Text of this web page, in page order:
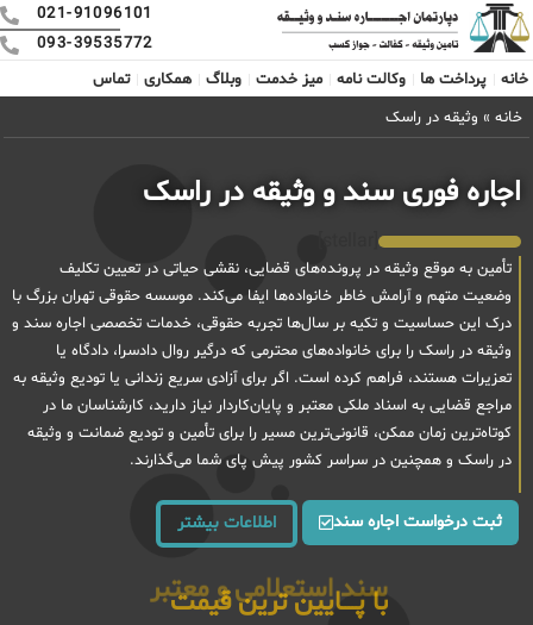
021-91096101
093-39535772
خانه
پرداخت ها وکالت نامه میز خدمت وبلاگ همکاری
تماس
خانه » وثیقه در راسک
اجاره فوری سند و وثیقه در راسک
تأمین به موقع وثیقه در پرونده‌های قضایی، نقشی حیاتی در تعیین تکلیف
وضعیت متهم و آرامش خاطر خانواده‌ها ایفا می‌کند. موسسه حقوقی تهران بزرگ با
درک این حساسیت و تکیه بر سال‌ها تجربه حقوقی، خدمات تخصصی اجاره سند و
وثیقه در راسک را برای خانواده‌های محترمی که درگیر روال دادسرا، دادگاه یا
تعزیرات هستند، فراهم کرده است. اگر برای آزادی سریع زندانی یا تودیع وثیقه به
مراجع قضایی به اسناد ملکی معتبر و پایان‌کاردار نیاز دارید، کارشناسان ما در
کوتاه‌ترین زمان ممکن، قانونی‌ترین مسیر را برای تأمین و تودیع ضمانت و وثیقه
در راسک و همچنین در سراسر کشور پیش پای شما می‌گذارند.
ثبت درخواست اجاره سند اطلاعات بیشتر
سند استعلامی و معتبر 6 دانـــگ